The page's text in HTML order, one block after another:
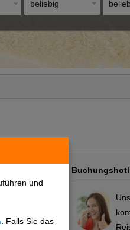
und
. Falls Sie das
beliebig
Preis/Leistung